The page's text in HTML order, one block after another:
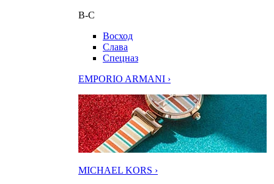
В-С
Восход
Слава
Спецназ
EMPORIO ARMANI ›
MICHAEL KORS ›